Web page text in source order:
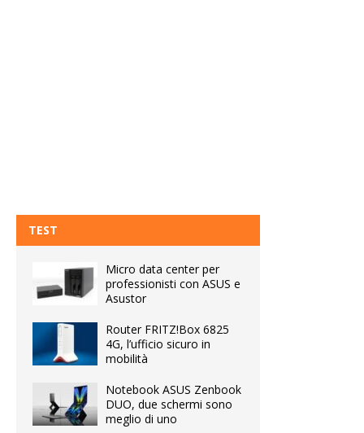
TEST
Micro data center per
professionisti con ASUS e
Asustor
Router FRITZ!Box 6825
4G, l’ufficio sicuro in
mobilità
Notebook ASUS Zenbook
DUO, due schermi sono
meglio di uno